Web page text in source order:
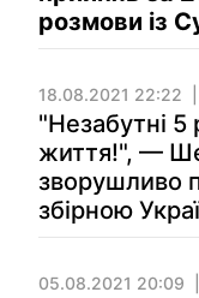
розмови із
18.08.2021 22:22
"Незабутні 5
життя!", —
зворушливо
збірною
05.08.2021 20:09